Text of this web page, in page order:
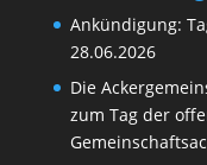
Ankündigung:
28.06.2026
Die
zum Tag der